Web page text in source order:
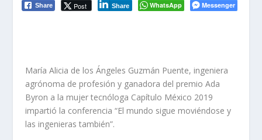
Share Post Share WhatsApp Messenger
María Alicia de los Ángeles Guzmán Puente, ingeniera
agrónoma de profesión y ganadora del premio Ada
Byron a la mujer tecnóloga Capítulo México 2019
impartió la conferencia “El mundo sigue moviéndose y
las ingenieras también”.